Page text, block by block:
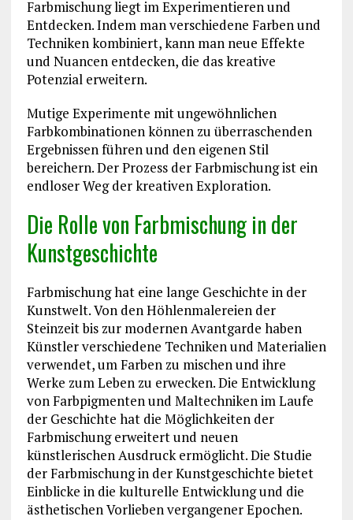
Farbmischung liegt im Experimentieren und
Entdecken. Indem man verschiedene Farben und
Techniken kombiniert, kann man neue Effekte
und Nuancen entdecken, die das kreative
Potenzial erweitern.
Mutige Experimente mit ungewöhnlichen
Farbkombinationen können zu überraschenden
Ergebnissen führen und den eigenen Stil
bereichern. Der Prozess der Farbmischung ist ein
endloser Weg der kreativen Exploration.
Die Rolle von Farbmischung in der
Kunstgeschichte
Farbmischung hat eine lange Geschichte in der
Kunstwelt. Von den Höhlenmalereien der
Steinzeit bis zur modernen Avantgarde haben
Künstler verschiedene Techniken und Materialien
verwendet, um Farben zu mischen und ihre
Werke zum Leben zu erwecken. Die Entwicklung
von Farbpigmenten und Maltechniken im Laufe
der Geschichte hat die Möglichkeiten der
Farbmischung erweitert und neuen
künstlerischen Ausdruck ermöglicht. Die Studie
der Farbmischung in der Kunstgeschichte bietet
Einblicke in die kulturelle Entwicklung und die
ästhetischen Vorlieben vergangener Epochen.